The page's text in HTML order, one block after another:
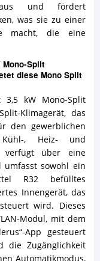
und fördert
was sie zu einer
macht, die eine
Split
diese Mono Split
3,5 kW Mono-Split
Klimagerät, das
den gewerblichen
, Heiz- und
verfügt über eine
umfasst sowohl ein
R32 befülltes
Innengerät, das
wird. Dieses
Modul, mit dem
App gesteuert
die Zugänglichkeit
Automatikmodus,